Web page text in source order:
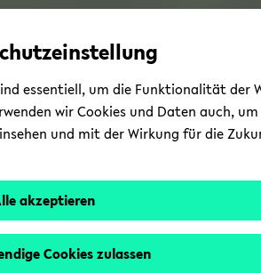
Automatische
vermeiden
zum
wechseln
zum
wechseln
zum
wechseln
essentiell, um die Funktionalität der
wir Cookies und Daten auch,
und mit der Wirkung für die
akzeptieren
Cookies zulassen